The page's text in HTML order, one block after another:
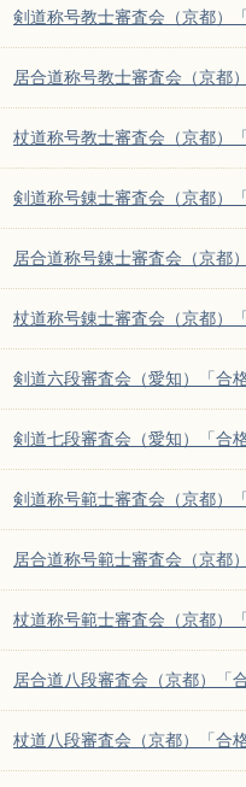
剣道称号教士審査会（京都）
居合道称号教士審査会（京都
杖道称号教士審査会（京都）
剣道称号錬士審査会（京都）
居合道称号錬士審査会（京都
杖道称号錬士審査会（京都）
剣道六段審査会（愛知）「合
剣道七段審査会（愛知）「合
剣道称号範士審査会（京都）
居合道称号範士審査会（京都
杖道称号範士審査会（京都）
居合道八段審査会（京都）「
杖道八段審査会（京都）「合